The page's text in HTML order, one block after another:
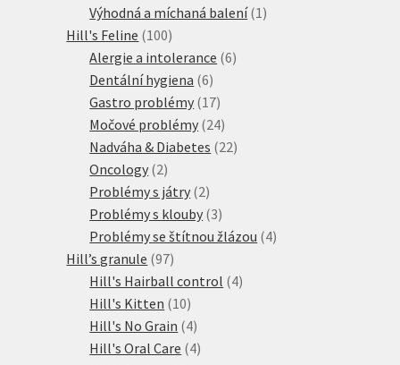
produkty
Výhodná a míchaná balení 1 1
Hill's Feline 100100
produktů
Alergie a intolerance 66
Dentální hygiena 66
produktů
Gastro problémy 1717
produktů
Močové problémy 2424
produktů
Nadváha & Diabetes 2222
Oncology 22
produkty
Problémy s játry 22
produkty
Problémy s klouby 33
produkty
Problémy se štítnou žlázou 44
Hill’s granule 9797
produktů
Hill's Hairball control 44
Hill's Kitten 1010
produktů
Hill's No Grain 44
produkty
Hill's Oral Care 44